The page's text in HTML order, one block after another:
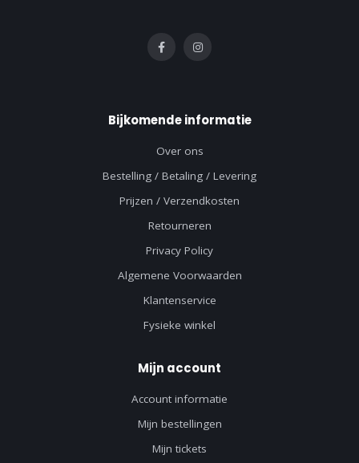
Bijkomende informatie
Over ons
Bestelling / Betaling / Levering
Prijzen / Verzendkosten
Retourneren
Privacy Policy
Algemene Voorwaarden
Klantenservice
Fysieke winkel
Mijn account
Account informatie
Mijn bestellingen
Mijn tickets